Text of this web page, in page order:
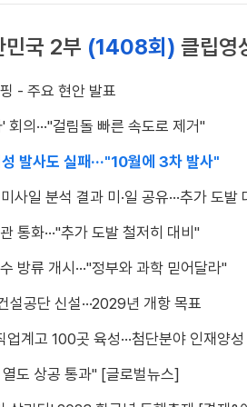
민국 2부 (1408회) 클립영
- 주요 현안 발표
회의···"걸림돌 빠른 속도로 제거"
발사도 실패···"10월에 3차 발사"
사일 분석 결과 미·일 공유···추가 도발
통화···"추가 도발 철저히 대비"
방류 개시···"정부와 과학 믿어달라"
설공단 신설···2029년 개항 목표
계고 100곳 육성···첨단분야 인재양성
도 상공 통과" [글로벌뉴스]